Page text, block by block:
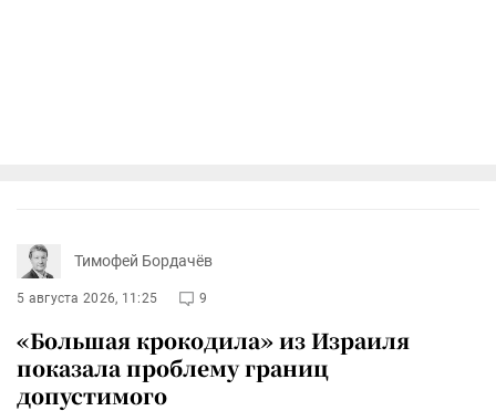
Тимофей Бордачёв
5 августа 2026, 11:25 9
«Большая крокодила» из Израиля
показала проблему границ
допустимого